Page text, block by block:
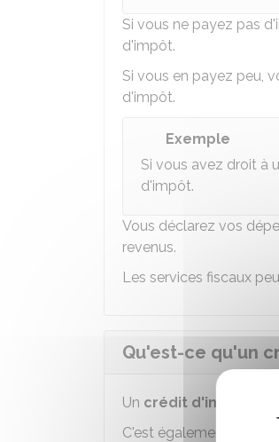
Si vous ne payez pas
d'impôt.
Si vous en payez peu,
d'impôt.
Exemple
Si vous avez droit à
d'impôt.
Vous déclarez vos
revenus.
Les services fiscaux
Qu'est-ce qu'un
Un crédit d'impôt
C'est également une